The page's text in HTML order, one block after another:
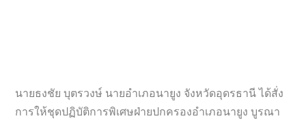
นายธงชัย บุตรวงษ์ นายอำเภอนายูง จังหวัดอุดรธานี ได้สั่ง
การให้ชุดปฏิบัติการพิเศษฝ่ายปกครองอำเภอนายูง บูรณา